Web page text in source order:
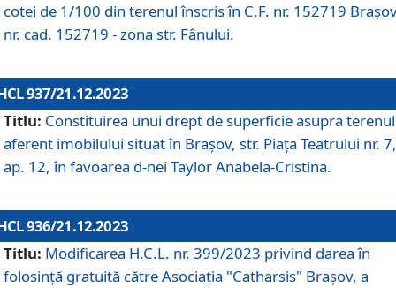
cotei de 1/100 din terenul înscris în C.F. nr. 152719
nr. cad. 152719 - zona str. Fânului.
937/21.12.2023
Titlu: Constituirea unui drept de superficie asupra
aferent imobilului situat în Brașov, str. Piața Teatrului nr. 7,
ap. 12, în favoarea d-nei Taylor Anabela-Cristina.
936/21.12.2023
Titlu: Modificarea H.C.L. nr. 399/2023 privind darea în
folosinţă gratuită către Asociaţia "Catharsis" Brașov, a